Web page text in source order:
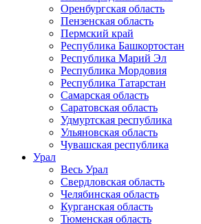
Оренбургская область
Пензенская область
Пермский край
Республика Башкортостан
Республика Марий Эл
Республика Мордовия
Республика Татарстан
Самарская область
Саратовская область
Удмуртская республика
Ульяновская область
Чувашская республика
Урал
Весь Урал
Свердловская область
Челябинская область
Курганская область
Тюменская область